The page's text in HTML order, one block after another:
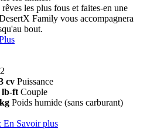
les plus fous et faites-en une
Family vous accompagnera
bout.
cv Puissance
lb-ft Couple
Poids humide (sans carburant)
En Savoir plus